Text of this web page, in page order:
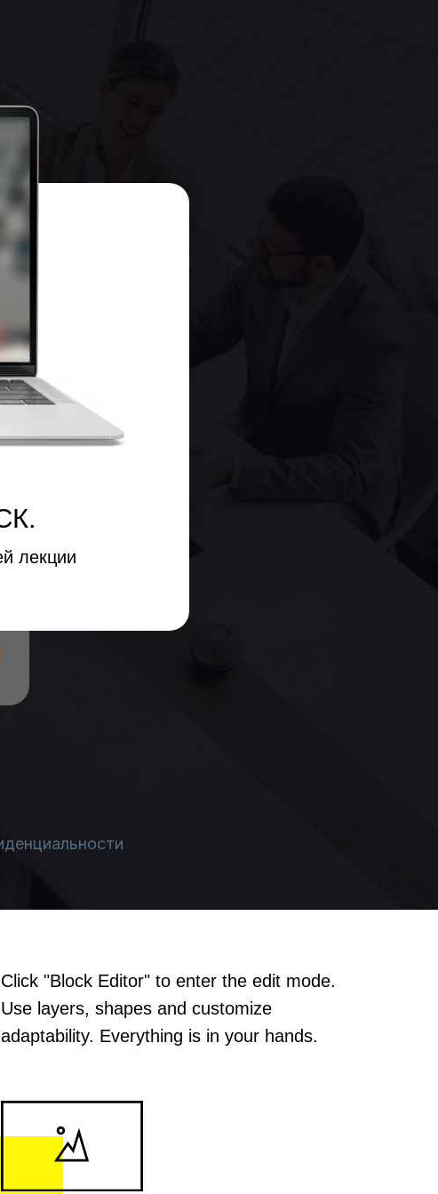
Click "Block Editor" to enter the edit mode.
Use layers, shapes and customize
adaptability. Everything is in your hands.